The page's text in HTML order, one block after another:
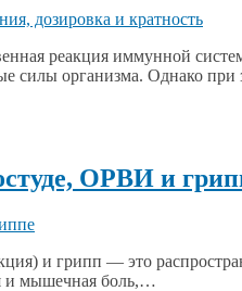
реакция иммунной
силы организма. Однако
ОРВИ и
и грипп — это
и мышечная боль,…